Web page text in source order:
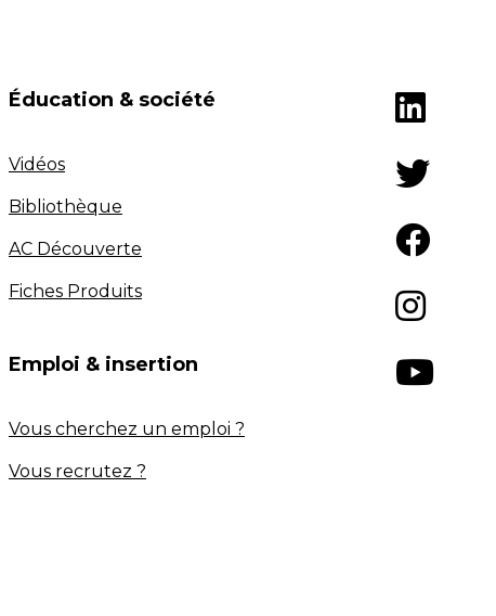
Éducation & société
Vidéos
Bibliothèque
AC Découverte
Fiches Produits
Emploi & insertion
Vous cherchez un emploi ?
Vous recrutez ?